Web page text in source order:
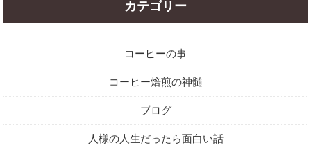
カテゴリー
コーヒーの事
コーヒー焙煎の神髄
ブログ
人様の人生だったら面白い話